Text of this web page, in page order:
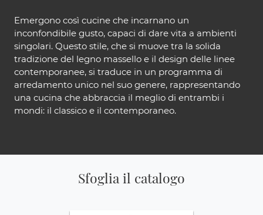
Emergono così cucine che incarnano un
inconfondibile gusto, capaci di dare vita a ambienti
singolari. Questo stile, che si muove tra la solida
tradizione del legno massello e il design delle linee
contemporanee, si traduce in un programma di
arredamento unico nel suo genere, rappresentando
una cucina che abbraccia il meglio di entrambi i
mondi: il classico e il contemporaneo.
Sfoglia il catalogo